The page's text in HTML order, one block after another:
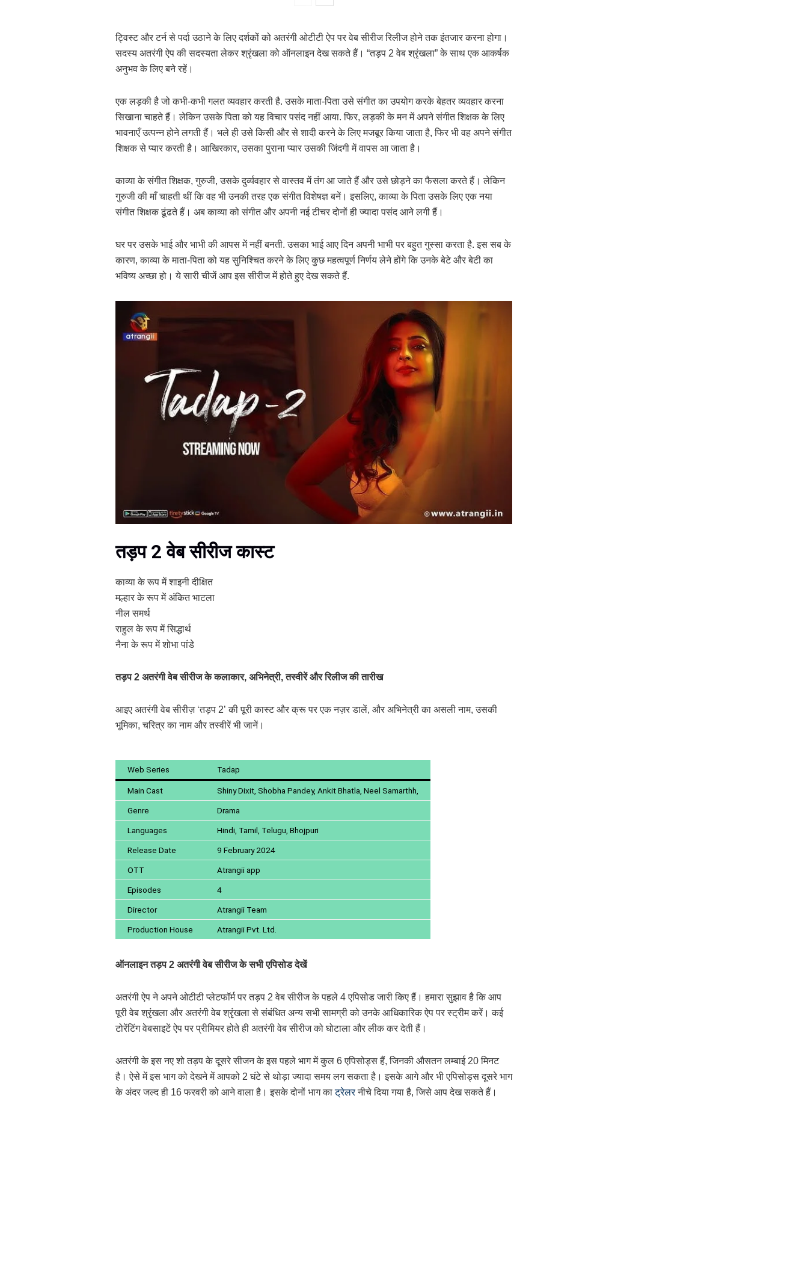
ट्विस्ट और टर्न से पर्दा उठाने के लिए दर्शकों को अतरंगी ओटीटी ऐप पर वेब सीरीज रिलीज होने तक इंतजार करना होगा।
सदस्य अतरंगी ऐप की सदस्यता लेकर श्रृंखला को ऑनलाइन देख सकते हैं। “तड़प 2 वेब श्रृंखला” के साथ एक आकर्षक
अनुभव के लिए बने रहें।
एक लड़की है जो कभी-कभी गलत व्यवहार करती है. उसके माता-पिता उसे संगीत का उपयोग करके बेहतर व्यवहार करना
सिखाना चाहते हैं। लेकिन उसके पिता को यह विचार पसंद नहीं आया. फिर, लड़की के मन में अपने संगीत शिक्षक के लिए
भावनाएँ उत्पन्न होने लगती हैं। भले ही उसे किसी और से शादी करने के लिए मजबूर किया जाता है, फिर भी वह अपने संगीत
शिक्षक से प्यार करती है। आखिरकार, उसका पुराना प्यार उसकी जिंदगी में वापस आ जाता है।
काव्या के संगीत शिक्षक, गुरुजी, उसके दुर्व्यवहार से वास्तव में तंग आ जाते हैं और उसे छोड़ने का फैसला करते हैं। लेकिन
गुरुजी की माँ चाहती थीं कि वह भी उनकी तरह एक संगीत विशेषज्ञ बनें। इसलिए, काव्या के पिता उसके लिए एक नया
संगीत शिक्षक ढूंढते हैं। अब काव्या को संगीत और अपनी नई टीचर दोनों ही ज्यादा पसंद आने लगी हैं।
घर पर उसके भाई और भाभी की आपस में नहीं बनती. उसका भाई आए दिन अपनी भाभी पर बहुत गुस्सा करता है. इस सब के
कारण, काव्या के माता-पिता को यह सुनिश्चित करने के लिए कुछ महत्वपूर्ण निर्णय लेने होंगे कि उनके बेटे और बेटी का
भविष्य अच्छा हो। ये सारी चीजें आप इस सीरीज में होते हुए देख सकते हैं.
तड़प 2 वेब सीरीज कास्ट
काव्या के रूप में शाइनी दीक्षित
मल्हार के रूप में अंकित भाटला
नील समर्थ
राहुल के रूप में सिद्धार्थ
नैना के रूप में शोभा पांडे
तड़प 2 अतरंगी वेब सीरीज के कलाकार, अभिनेत्री, तस्वीरें और रिलीज की तारीख
आइए अतरंगी वेब सीरीज़ ‘तड़प 2’ की पूरी कास्ट और क्रू पर एक नज़र डालें, और अभिनेत्री का असली नाम, उसकी
भूमिका, चरित्र का नाम और तस्वीरें भी जानें।
Web Series Tadap
Main Cast Shiny Dixit, Shobha Pandey, Ankit Bhatla, Neel Samarthh,
Genre Drama
Languages Hindi, Tamil, Telugu, Bhojpuri
Release Date 9 February 2024
OTT Atrangii app
Episodes 4
Director Atrangii Team
Production House Atrangii Pvt. Ltd.
ऑनलाइन तड़प 2 अतरंगी वेब सीरीज के सभी एपिसोड देखें
अतरंगी ऐप ने अपने ओटीटी प्लेटफॉर्म पर तड़प 2 वेब सीरीज के पहले 4 एपिसोड जारी किए हैं। हमारा सुझाव है कि आप
पूरी वेब श्रृंखला और अतरंगी वेब श्रृंखला से संबंधित अन्य सभी सामग्री को उनके आधिकारिक ऐप पर स्ट्रीम करें। कई
टोरेंटिंग वेबसाइटें ऐप पर प्रीमियर होते ही अतरंगी वेब सीरीज को घोटाला और लीक कर देती हैं।
अतरंगी के इस नए शो तड़प के दूसरे सीजन के इस पहले भाग में कुल 6 एपिसोड्स हैं, जिनकी औसतन लम्बाई 20 मिनट
है। ऐसे में इस भाग को देखने में आपको 2 घंटे से थोड़ा ज्यादा समय लग सकता है। इसके आगे और भी एपिसोड्स दूसरे भाग
के अंदर जल्द ही 16 फरवरी को आने वाला है। इसके दोनों भाग काट्रेलरनीचे दिया गया है, जिसे आप देख सकते हैं।